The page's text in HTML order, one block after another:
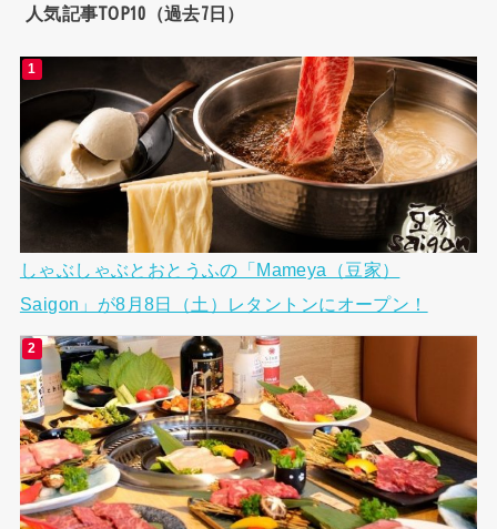
人気記事TOP10（過去7日）
しゃぶしゃぶとおとうふの「Mameya（豆家）
Saigon」が8月8日（土）レタントンにオープン！